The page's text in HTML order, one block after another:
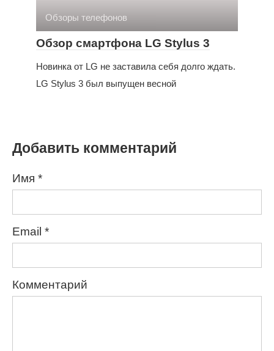
Обзоры телефонов
Обзор смартфона LG Stylus 3
Новинка от LG не заставила себя долго ждать.
LG Stylus 3 был выпущен весной
Добавить комментарий
Имя *
Email *
Комментарий